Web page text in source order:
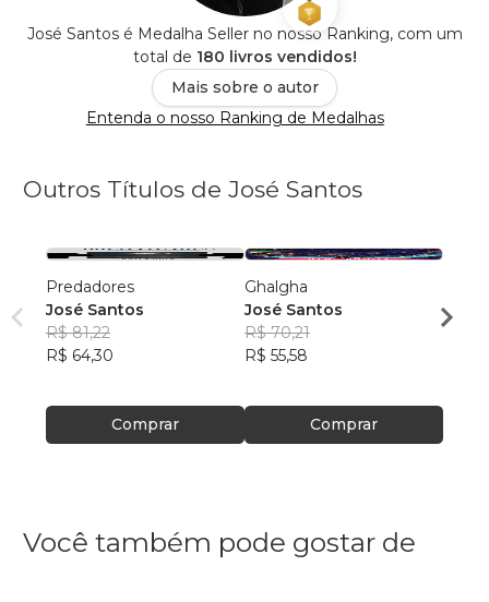
José Santos é Medalha Seller no nosso Ranking, com um
total de 180 livros vendidos!
Mais sobre o autor
Entenda o nosso Ranking de Medalhas
Outros Títulos de José Santos
Predadores
José Santos
R$ 81,22
R$ 64,30
Comprar
Ghalgha
José Santos
R$ 70,21
R$ 55,58
Comprar
José
R$
Você também pode gostar de